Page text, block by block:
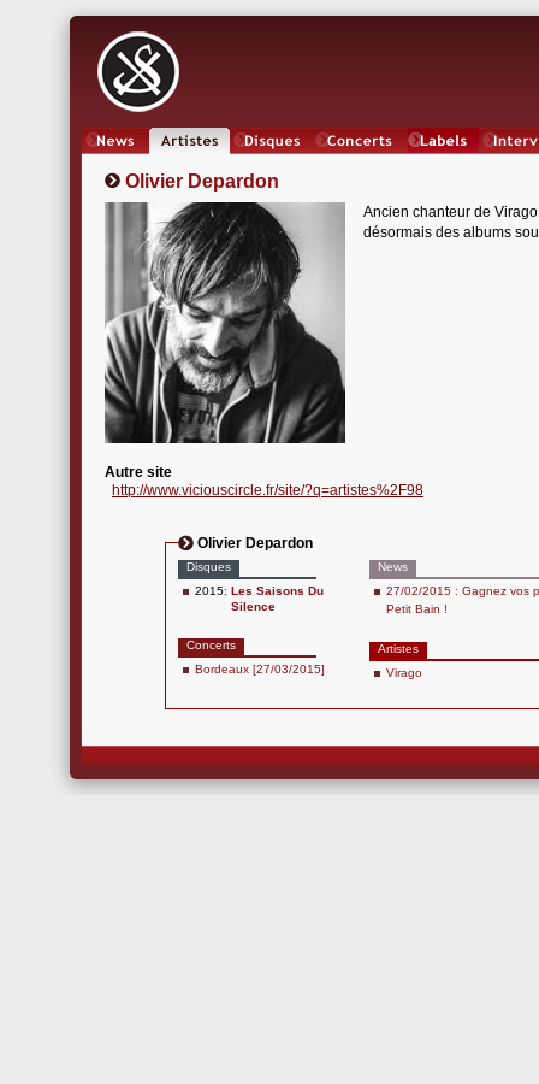
Olivier Depardon
Ancien chanteur de
désormais des albums
Autre site
http://www.viciouscircle.fr/site/?q=artistes%2F98
Olivier Depardon
Disques
2015: Les Saisons Du
Silence
Concerts
Bordeaux [27/03/2015]
News
27/02/2015 : Gagnez vos
Petit Bain !
Artistes
Virago